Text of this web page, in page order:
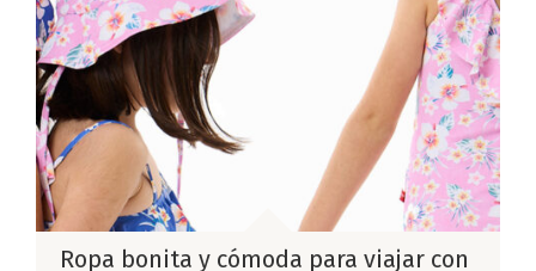
Ropa bonita y cómoda para viajar con